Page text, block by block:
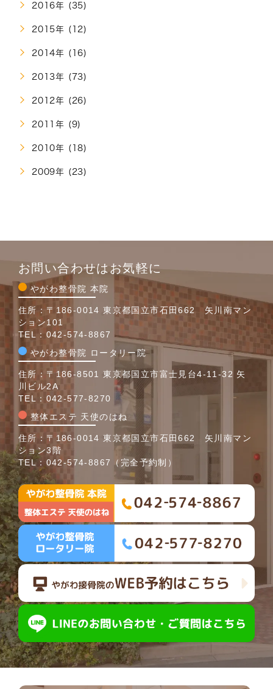
2016年 (35)
2015年 (12)
2014年 (16)
2013年 (73)
2012年 (26)
2011年 (9)
2010年 (18)
2009年 (23)
お問い合わせはお気軽に
やがわ整骨院 本院
住所：〒186-0014 東京都国立市石田662 矢川南マン
ション101
TEL： 042-574-8867
やがわ整骨院 ロータリー院
住所：〒186-8501 東京都国立市富士見台4-11-32 矢
川ビル2A
TEL： 042-577-8270
整体エステ 天使のはね
住所：〒186-0014 東京都国立市石田662 矢川南マン
ション3階
TEL： 042-574-8867 （完全予約制）